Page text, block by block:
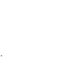
音轨 HiveWeb